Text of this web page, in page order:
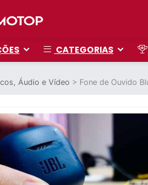
CATEGORIAS
Áudio e Vídeo > Fone de Ouvido